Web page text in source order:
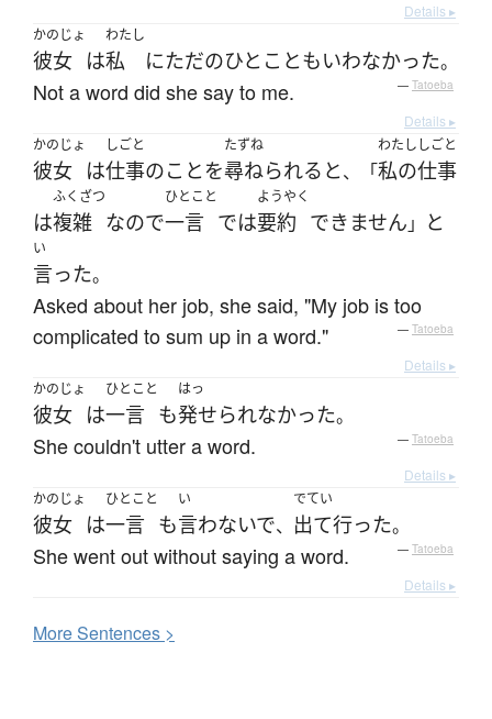
Details ▸
かのじょ
彼女 は
わたし
私 にただのひとこともいわなかった。
Not a word did she say to me. — Tatoeba
Details ▸
かのじょ
彼女 は
しごと
仕事のことを
たずね
尋ねられる と、「
わたし
私の
しごと
仕事
は
ふくざつ
複雑 なので
ひとこと
一言 では
ようやく
要約 できません 」 と
い
言った。
Asked about her job, she said, "My job is too
complicated to sum up in a word."
— Tatoeba
Details ▸
かのじょ
彼女 は
ひとこと
一言 も
はっ
発せられなかった。
She couldn't utter a word. — Tatoeba
Details ▸
かのじょ
彼女 は
ひとこと
一言 も
い
言わないで、
でてい
出て行った。
She went out without saying a word. — Tatoeba
Details ▸
MoreSentences >